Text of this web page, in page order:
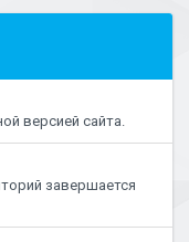
версией сайта.
завершается